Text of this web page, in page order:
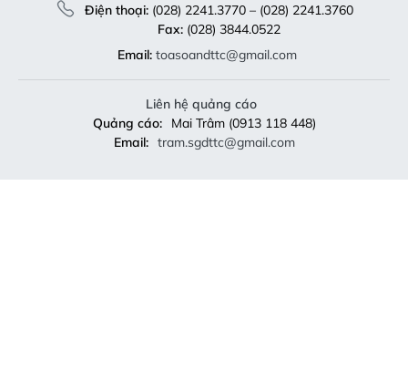
Điện thoại:(028) 2241.3770 – (028) 2241.3760
Fax:(028) 3844.0522
Email: toasoandttc@gmail.com
Liên hệ quảng cáo
Quảng cáo:
Mai Trâm (0913 118 448)
Email: tram.sgdttc@gmail.com